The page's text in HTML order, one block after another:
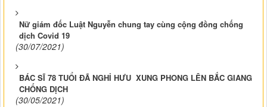
Nữ giám đốc Luật Nguyễn chung tay cùng cộng đồng chống
dịch Covid 19
(30/07/2021)
BÁC SĨ 78 TUỔI ĐÃ NGHỈ HƯU XUNG PHONG LÊN BẮC GIANG
CHỐNG DỊCH
(30/05/2021)